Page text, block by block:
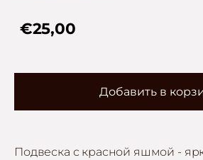
€25,00
Добавить в
Подвеска с красной яшмой -